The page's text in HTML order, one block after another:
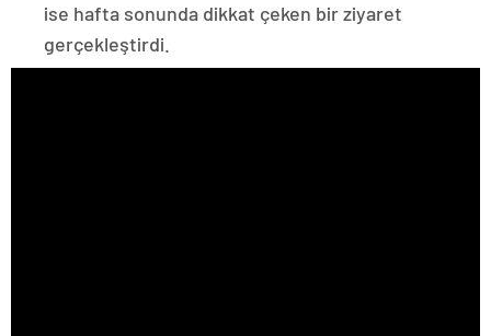
ise hafta sonunda dikkat çeken bir ziyaret
gerçekleştirdi.